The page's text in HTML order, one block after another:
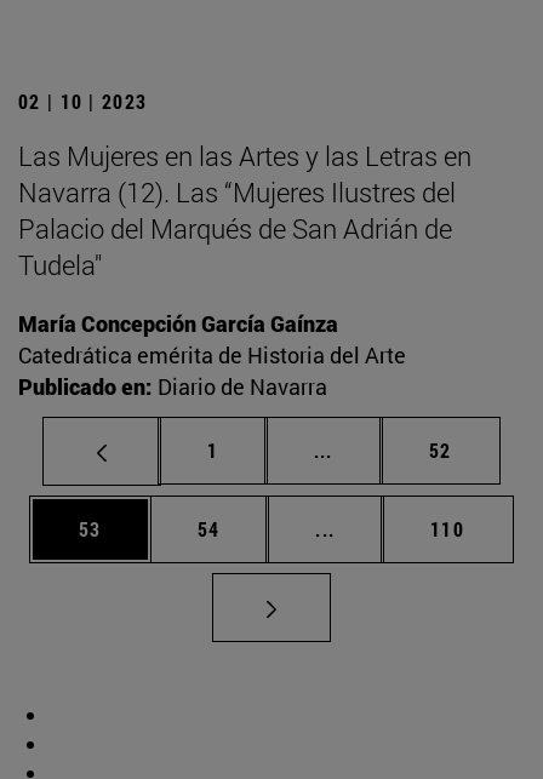
02 | 10 | 2023
Las Mujeres en las Artes y las Letras en
Navarra (12). Las “Mujeres Ilustres del
Palacio del Marqués de San Adrián de
Tudela"
María Concepción García Gaínza
Catedrática emérita de Historia del Arte
Publicado en: Diario de Navarra
Página
1 ... Páginas intermedias
Página
52
Página
53 Página
54 ... Páginas intermedias
Página
110